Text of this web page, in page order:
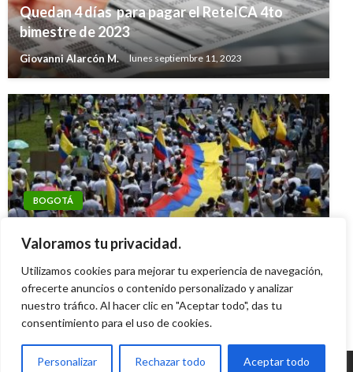
Valoramos tu privacidad.
Utilizamos cookies para mejorar tu experiencia de navegación,
ofrecerte anuncios o contenido personalizado y analizar
nuestro tráfico. Al hacer clic en "Aceptar todo", das tu
consentimiento para el uso de cookies.
Personalizar Rechazar todo Aceptar todo
Quedan 4 días para pagar el ReteICA 4to
bimestre de 2023
Giovanni Alarcón M. lunes septiembre 11, 2023
BOGOTÁ
Bogotá este 7, 8 y 9 de agosto de 2025
Diana Becerra jueves agosto 7, 2025
BOGOTÁ
Reportan que hay 78 colegios en riesgo por
Andres Felipe Gama viernes septiembre 9, 2016